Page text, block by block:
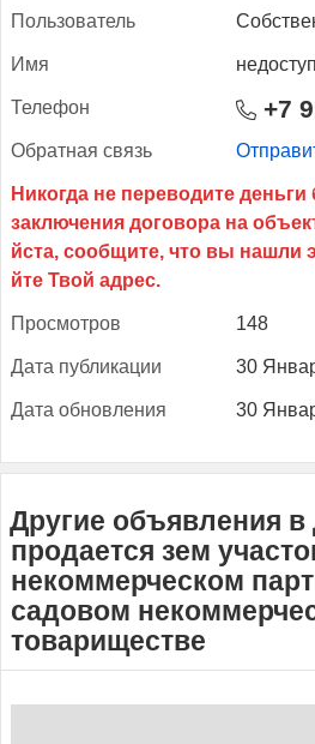
Поль­зо­ватель
Имя
Те­лефон +7
Об­ратная связь
Прос­мотров 148
Да­та пуб­ли­кации 30
Да­та об­новле­ния 30
Другие объявления в
продается зем
некоммерческом
садовом
товариществе